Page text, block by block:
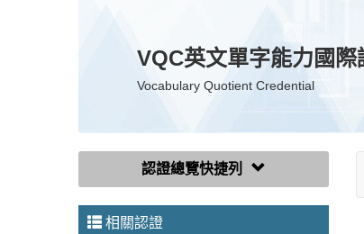
VQC英文單字能力國際
Vocabulary Quotient Credential
認證總覽快捷列
相關認證